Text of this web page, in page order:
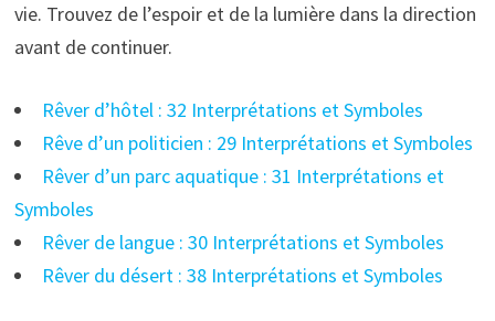
vie. Trouvez de l’espoir et de la lumière dans la direction
avant de continuer.
Rêver d’hôtel : 32 Interprétations et Symboles
Rêve d’un politicien : 29 Interprétations et Symboles
Rêver d’un parc aquatique : 31 Interprétations et
Symboles
Rêver de langue : 30 Interprétations et Symboles
Rêver du désert : 38 Interprétations et Symboles